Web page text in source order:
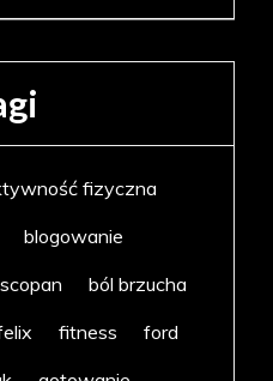
fizyczna
blogowanie
ból brzucha
fitness
ford